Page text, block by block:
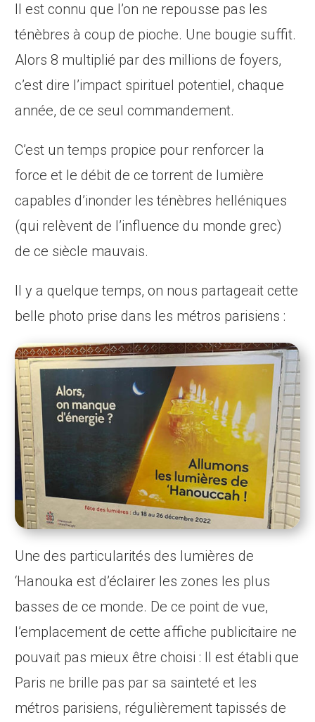
Il est connu que l’on ne repousse pas les
ténèbres à coup de pioche. Une bougie suffit.
Alors 8 multiplié par des millions de foyers,
c’est dire l’impact spirituel potentiel, chaque
année, de ce seul commandement.
C’est un temps propice pour renforcer la
force et le débit de ce torrent de lumière
capables d’inonder les ténèbres helléniques
(qui relèvent de l’influence du monde grec)
de ce siècle mauvais.
Il y a quelque temps, on nous partageait cette
belle photo prise dans les métros parisiens :
Une des particularités des lumières de
‘Hanouka est d’éclairer les zones les plus
basses de ce monde. De ce point de vue,
l’emplacement de cette affiche publicitaire ne
pouvait pas mieux être choisi : Il est établi que
Paris ne brille pas par sa sainteté et les
métros parisiens, régulièrement tapissés de